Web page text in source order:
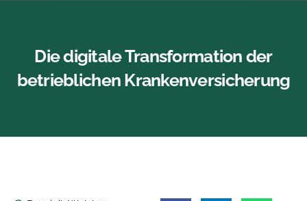
Die digitale Transformation der
betrieblichen Krankenversicherung